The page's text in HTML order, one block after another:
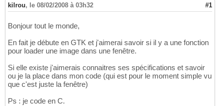
kilrou, le 08/02/2008 à 03h32 #1
Bonjour tout le monde,
En fait je débute en GTK et j'aimerai savoir si il y a une fonction
pour loader une image dans une fenêtre.
Si elle existe j'aimerais connaitres ses spécifications et savoir
ou je la place dans mon code (qui est pour le moment simple vu
que c'est juste la fenêtre)
Ps : je code en C.